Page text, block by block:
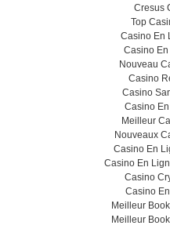
Cresus
Top
Casino En
Casino
Nouveau
Casino
Casino
Casino
Meilleur
Nouveaux
Casino En
Casino En
Casino
Casino
Meilleur
Meilleur